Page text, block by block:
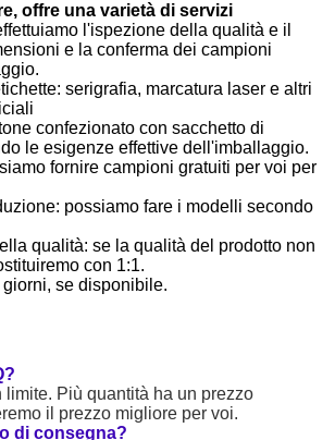
offre una varietà di servizi
l'ispezione della qualità e il
e la conferma dei campioni
serigrafia, marcatura laser e altri
confezionato con sacchetto di
le esigenze effettive dell'imballaggio.
fornire campioni gratuiti per voi per
possiamo fare i modelli secondo
qualità: se la qualità del prodotto non
con 1:1.
se disponibile.
limite. Più quantità ha un prezzo
il prezzo migliore per voi.
di consegna?